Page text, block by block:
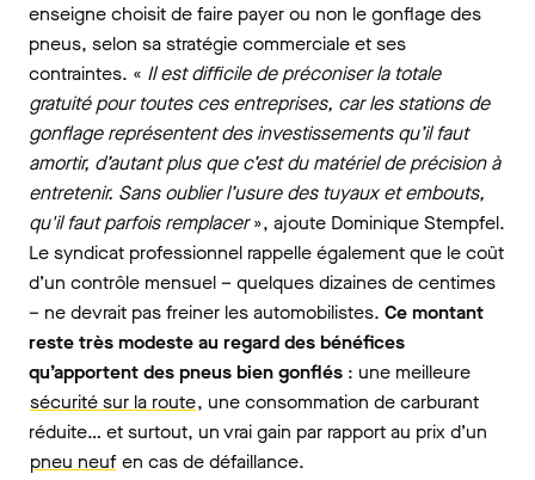
enseigne choisit de faire payer ou non le gonflage des
pneus, selon sa stratégie commerciale et ses
contraintes. « Il est difficile de préconiser la totale
gratuité pour toutes ces entreprises, car les stations de
gonflage représentent des investissements qu’il faut
amortir, d’autant plus que c’est du matériel de précision à
entretenir. Sans oublier l’usure des tuyaux et embouts,
qu'il faut parfois remplacer», ajoute Dominique Stempfel.
Le syndicat professionnel rappelle également que le coût
d’un contrôle mensuel – quelques dizaines de centimes
– ne devrait pas freiner les automobilistes. Ce montant
reste très modeste au regard des bénéfices
qu’apportent des pneus bien gonflés : une meilleure
sécurité sur la route, une consommation de carburant
réduite… et surtout, un vrai gain par rapport au prix d’un
pneu neuf en cas de défaillance.